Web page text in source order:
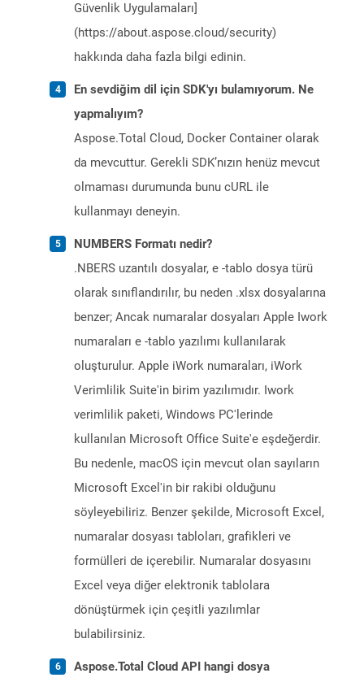
Güvenlik Uygulamaları]
(https://about.aspose.cloud/security)
hakkında daha fazla bilgi edinin.
En sevdiğim dil için SDK'yı bulamıyorum. Ne
yapmalıyım?
Aspose.Total Cloud, Docker Container olarak
da mevcuttur. Gerekli SDK’nızın henüz mevcut
olmaması durumunda bunu cURL ile
kullanmayı deneyin.
NUMBERS Formatı nedir?
.NBERS uzantılı dosyalar, e -tablo dosya türü
olarak sınıflandırılır, bu neden .xlsx dosyalarına
benzer; Ancak numaralar dosyaları Apple Iwork
numaraları e -tablo yazılımı kullanılarak
oluşturulur. Apple iWork numaraları, iWork
Verimlilik Suite'in birim yazılımıdır. Iwork
verimlilik paketi, Windows PC'lerinde
kullanılan Microsoft Office Suite'e eşdeğerdir.
Bu nedenle, macOS için mevcut olan sayıların
Microsoft Excel'in bir rakibi olduğunu
söyleyebiliriz. Benzer şekilde, Microsoft Excel,
numaralar dosyası tabloları, grafikleri ve
formülleri de içerebilir. Numaralar dosyasını
Excel veya diğer elektronik tablolara
dönüştürmek için çeşitli yazılımlar
bulabilirsiniz.
Aspose.Total Cloud API hangi dosya